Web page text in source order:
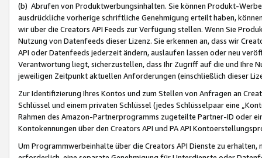
(b) Abrufen von Produktwerbungsinhalten. Sie können Produkt-
ausdrückliche vorherige schriftliche Genehmigung erteilt haben,
wir über die Creators API Feeds zur Verfügung stellen. Wenn Sie
Nutzung von Datenfeeds dieser Lizenz. Sie erkennen an, dass wir
API oder Datenfeeds jederzeit ändern, auslaufen lassen oder neu
Verantwortung liegt, sicherzustellen, dass Ihr Zugriff auf die und Ihre
jeweiligen Zeitpunkt aktuellen Anforderungen (einschließlich dieser
Zur Identifizierung Ihres Kontos und zum Stellen von Anfragen an
Schlüssel und einem privaten Schlüssel (jedes Schlüsselpaar eine
Rahmen des Amazon-Partnerprogramms zugeteilte Partner-ID oder
Kontokennungen über den Creators API und PA API
Um Programmwerbeinhalte über die Creators API Dienste zu